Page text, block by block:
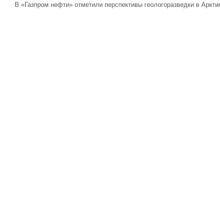
В «Газпром нефти» отметили перспективы геологоразведки в